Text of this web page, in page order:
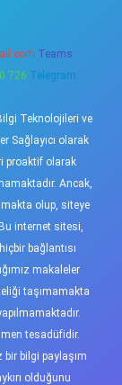
Teams:
726 Telegram:
Teknolojileri ve
Sağlayıcı olarak
proaktif olarak
Ancak,
olup, siteye
internet sitesi,
bağlantısı
makaleler
taşımamakta
tesadüfidir.
bilgi paylaşım
olduğunu